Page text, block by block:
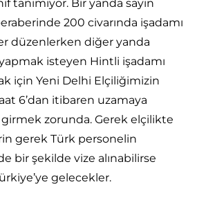
tanımıyor. Bir yanda sayın
200 civarında işadamı
düzenlerken diğer yanda
isteyen Hintli işadamı
için Yeni Delhi Elçiliğimizin
6’dan itibaren uzamaya
zorunda. Gerek elçilikte
gerek Türk personelin
bir şekilde vize alınabilirse
gelecekler.